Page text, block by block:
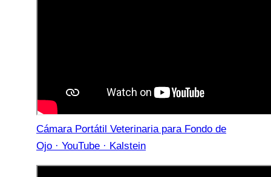
Cámara Portátil Veterinaria para Fondo de
Ojo · YouTube · Kalstein